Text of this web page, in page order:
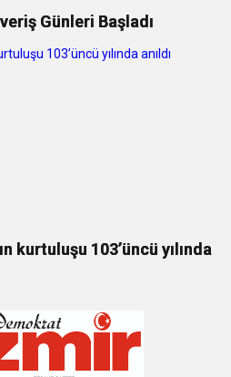
Günleri Başladı
kurtuluşu 103’üncü yılında